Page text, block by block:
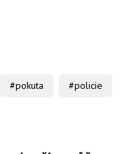
#pokuta #policie